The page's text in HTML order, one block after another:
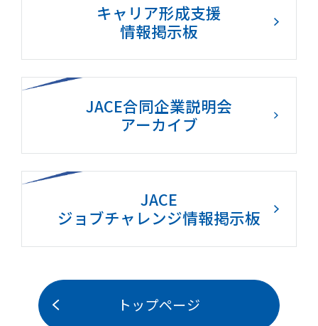
キャリア形成支援
情報掲示板
JACE合同企業説明会
アーカイブ
JACE
ジョブチャレンジ情報掲示板
トップページ